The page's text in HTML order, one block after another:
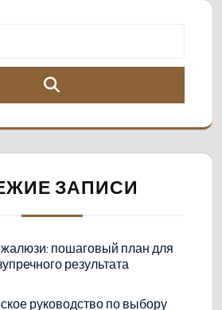
ЗАПИСИ
жалюзи: пошаговый план для
результата
руководство по выбору